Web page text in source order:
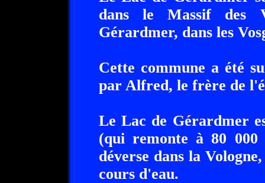
dans le Massif des
Gérardmer, dans les
Cette commune a été
par Alfred, le frère de
Le Lac de Gérardmer
(qui remonte à 80
déverse dans la
cours d'eau.